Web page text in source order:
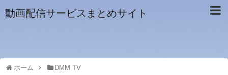
動画配信サービスまとめサイト
ホーム DMM TV